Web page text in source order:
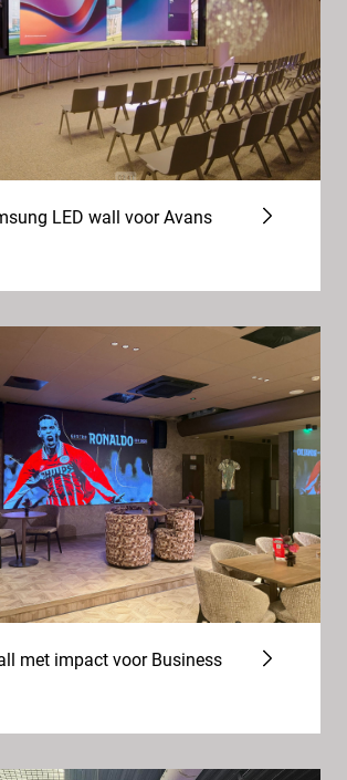
LED wall voor Avans
met impact voor Business